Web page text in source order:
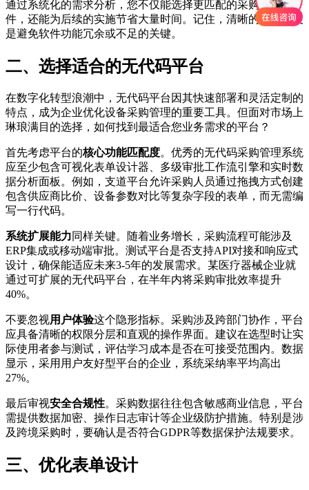
通过系统化的需求分析，您不仅能选择更匹配的采购管理软
件，还能为后续的实施节省大量时间。记住，清晰的需求定义
是避免软件功能冗余或不足的关键。
二、选择适合的无代码平台
在数字化转型浪潮中，无代码平台因其快速部署和灵活定制的
特点，成为企业优化设备采购管理的重要工具。但面对市场上
琳琅满目的选择，如何找到最适合您业务需求的平台？
首先考虑平台的核心功能匹配度。优秀的无代码采购管理系统
应至少包含可视化表单设计器、多级审批工作流引擎和实时数
据分析面板。例如，支道平台允许采购人员通过拖拽方式创建
包含供应商比价、设备参数对比等复杂字段的表单，而无需编
写一行代码。
系统扩展能力同样关键。随着业务增长，采购流程可能涉及
ERP集成或移动端审批。测试平台是否支持API对接和响应式
设计，确保能适应未来3-5年的发展需求。某医疗器械企业就
通过可扩展的无代码平台，在半年内将采购审批效率提升
40%。
不要忽视用户体验这个隐形指标。采购涉及跨部门协作，平台
应具备清晰的权限分层和直观的操作界面。建议在选型时让实
际使用者参与测试，评估学习成本是否在可接受范围内。数据
显示，采用用户友好型平台的企业，系统采纳率平均高出
27%。
最后审视安全合规性。采购数据往往包含敏感商业信息，平台
需提供数据加密、操作日志审计等企业级防护措施。特别是涉
及跨境采购时，要确认是否符合GDPR等数据保护法规要求。
三、优化表单设计